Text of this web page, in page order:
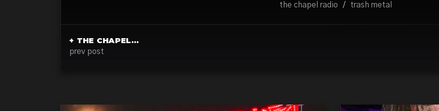
the chapel radio
/ trash metal
+ THE CHAPEL…
prev post